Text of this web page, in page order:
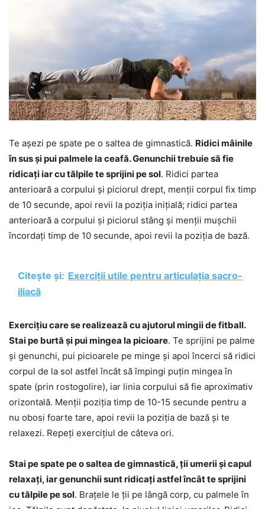
Te așezi pe spate pe o saltea de gimnastică. Ridici mâinile
în sus și pui palmele la ceafă. Genunchii trebuie să fie
ridicați iar cu tălpile te sprijini pe sol. Ridici partea
anterioară a corpului și piciorul drept, menții corpul fix timp
de 10 secunde, apoi revii la poziția inițială; ridici partea
anterioară a corpului și piciorul stâng și menții mușchii
încordați timp de 10 secunde, apoi revii la poziția de bază.
Citește și: Exerciții utile pentru articulația sacro-
iliacă
Exercițiu care se realizează cu ajutorul mingii de fitball.
Stai pe burtă și pui mingea la picioare. Te sprijini pe palme
și genunchi, pui picioarele pe minge și apoi încerci să ridici
corpul de la sol astfel încât să împingi puțin mingea în
spate (prin rostogolire), iar linia corpului să fie aproximativ
orizontală. Menții poziția timp de 10-15 secunde pentru a
nu obosi foarte tare, apoi revii la poziția de bază și te
relaxezi. Repeți exercițiul de câteva ori.
Stai pe spate pe o saltea de gimnastică, ții umerii și capul
relaxați, iar genunchii sunt ridicați astfel încât te sprijini
cu tălpile pe sol. Brațele le ții pe lângă corp, cu palmele în